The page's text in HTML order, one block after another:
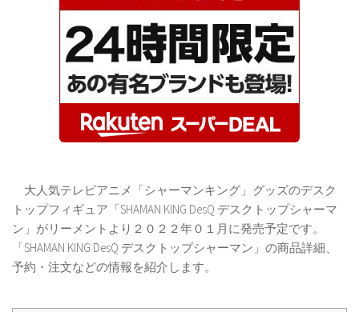
大人気テレビアニメ「シャーマンキング」グッズのデスク
トップフィギュア「SHAMAN KING DesQ デスクトップシャーマ
ン」がリーメントより２０２２年０１月に発売予定です。
「SHAMAN KING DesQ デスクトップシャーマン」の商品詳細、
予約・注文などの情報を紹介します。